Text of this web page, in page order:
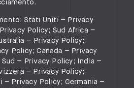
Stati Uniti – Privacy
Privacy Policy; Sud Africa –
– Privacy Policy;
Policy; Canada – Privacy
Sud – Privacy Policy ; India –
– Privacy Policy;
– Privacy Policy; Germania –